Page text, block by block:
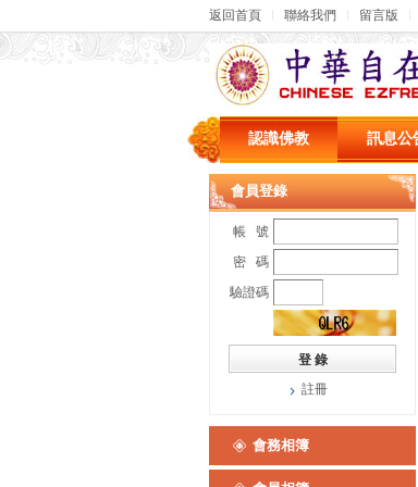
返回首頁 聯絡我們 留言版
認識佛教 訊息公
會員登錄
帳 號
密 碼
驗證碼
註冊
會務相簿